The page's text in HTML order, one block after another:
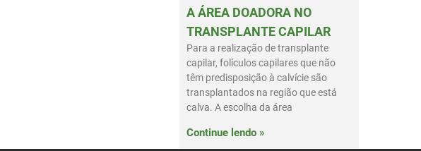
A ÁREA DOADORA NO
TRANSPLANTE CAPILAR
Para a realização de transplante
capilar, folículos capilares que não
têm predisposição à calvície são
transplantados na região que está
calva. A escolha da área
Continue lendo »